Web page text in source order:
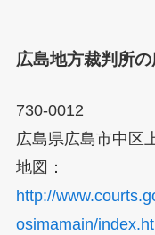
広島地方裁判所
730-0012
広島県広島市中区
地図：
http://
osimamain/